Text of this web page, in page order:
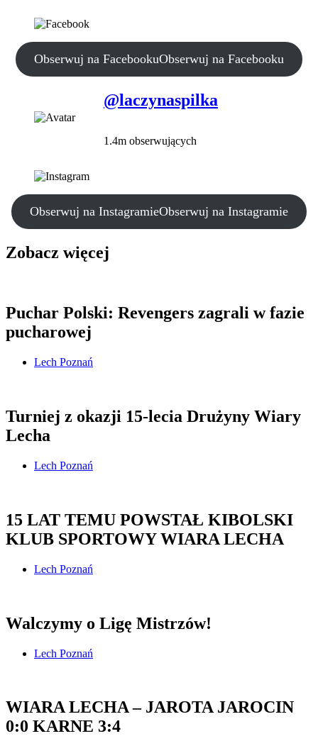
Obserwuj na FacebookuObserwuj na Facebooku
@laczynaspilka
1.4m obserwujących
Obserwuj na InstagramieObserwuj na Instagramie
Zobacz więcej
Puchar Polski: Revengers zagrali w fazie
pucharowej
Lech Poznań
Turniej z okazji 15-lecia Drużyny Wiary
Lecha
Lech Poznań
15 LAT TEMU POWSTAŁ KIBOLSKI
KLUB SPORTOWY WIARA LECHA
Lech Poznań
Walczymy o Ligę Mistrzów!
Lech Poznań
WIARA LECHA – JAROTA JAROCIN
0:0 KARNE 3:4